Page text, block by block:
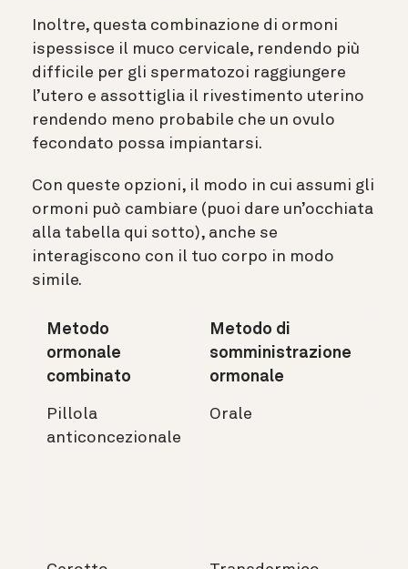
Inoltre, questa combinazione di ormoni
ispessisce il muco cervicale, rendendo più
difficile per gli spermatozoi raggiungere
l’utero e assottiglia il rivestimento uterino
rendendo meno probabile che un ovulo
fecondato possa impiantarsi.
Con queste opzioni, il modo in cui assumi gli
ormoni può cambiare (puoi dare un’occhiata
alla tabella qui sotto), anche se
interagiscono con il tuo corpo in modo
simile.
Metodo
ormonale
combinato
Metodo di
somministrazione
ormonale
Pillola
anticoncezionale
Orale